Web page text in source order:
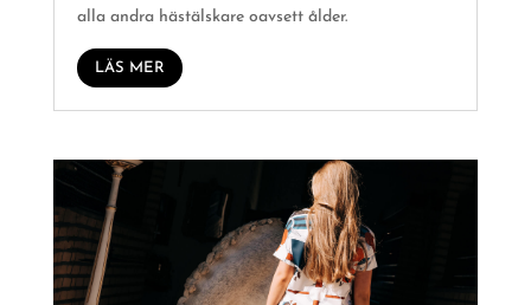
alla andra hästälskare oavsett ålder.
LÄS MER